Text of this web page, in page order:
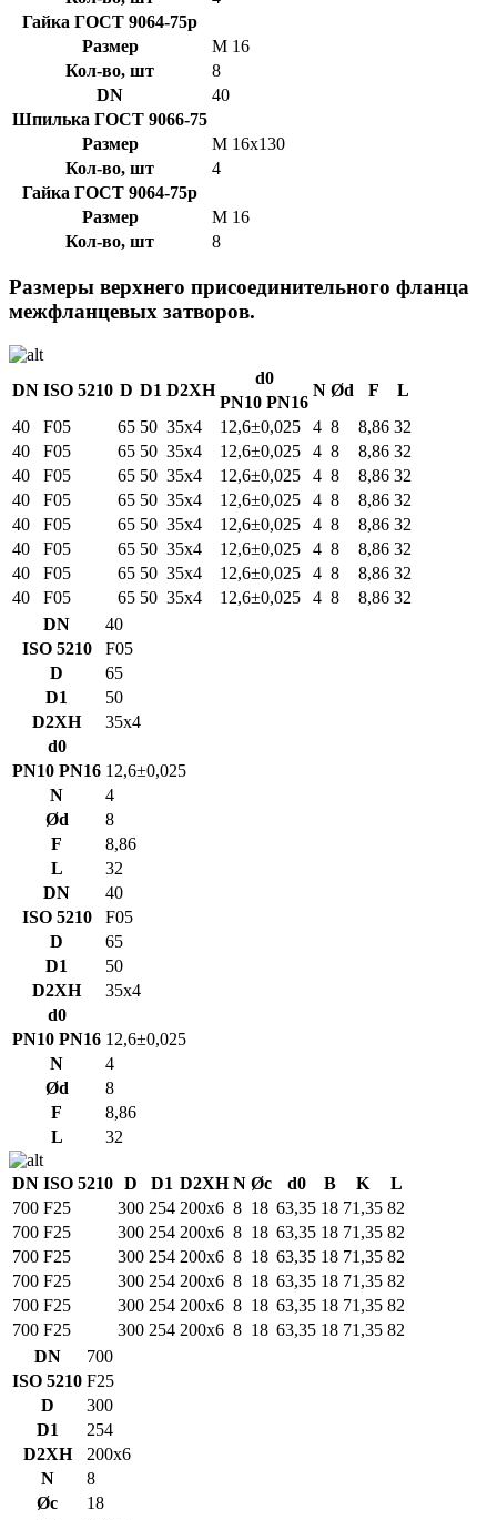
Гайка ГОСТ 9064-75р
Размер
М 16
Кол-во, шт
8
DN
40
Шпилька ГОСТ 9066-75
Размер
М 16х130
Кол-во, шт
4
Гайка ГОСТ 9064-75р
Размер
М 16
Кол-во, шт
8
Размеры верхнего присоединительного фланца
межфланцевых затворов.
DN ISO 5210 D D1 D2XH
d0
N Ød F L
PN10 PN16
40
F05 65 50 35х4 12,6±0,025 4 8 8,86 32
40
F05 65 50 35х4 12,6±0,025 4 8 8,86 32
40
F05 65 50 35х4 12,6±0,025 4 8 8,86 32
40
F05 65 50 35х4 12,6±0,025 4 8 8,86 32
40
F05 65 50 35х4 12,6±0,025 4 8 8,86 32
40
F05 65 50 35х4 12,6±0,025 4 8 8,86 32
40
F05 65 50 35х4 12,6±0,025 4 8 8,86 32
40
F05 65 50 35х4 12,6±0,025 4 8 8,86 32
DN
40
ISO 5210
F05
D
65
D1
50
D2XH
35х4
d0
PN10 PN16 12,6±0,025
N
4
Ød
8
F
8,86
L
32
DN
40
ISO 5210
F05
D
65
D1
50
D2XH
35х4
d0
PN10 PN16 12,6±0,025
N
4
Ød
8
F
8,86
L
32
DN ISO 5210 D D1 D2XH N Øc d0 B K
L
700 F25 300 254 200x6 8 18 63,35 18 71,35 82
700 F25 300 254 200x6 8 18 63,35 18 71,35 82
700 F25 300 254 200x6 8 18 63,35 18 71,35 82
700 F25 300 254 200x6 8 18 63,35 18 71,35 82
700 F25 300 254 200x6 8 18 63,35 18 71,35 82
700 F25 300 254 200x6 8 18 63,35 18 71,35 82
DN
700
ISO 5210 F25
D
300
D1
254
D2XH
200x6
N
8
Øc
18